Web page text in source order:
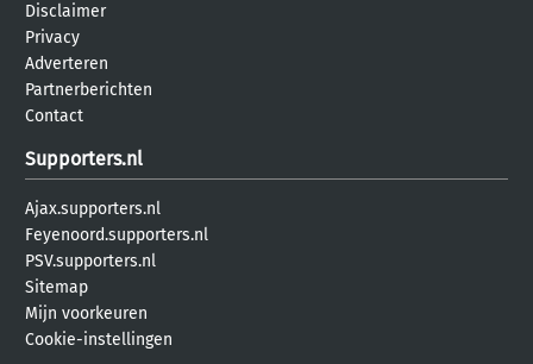
Disclaimer
Privacy
Adverteren
Partnerberichten
Contact
Supporters.nl
Ajax.supporters.nl
Feyenoord.supporters.nl
PSV.supporters.nl
Sitemap
Mijn voorkeuren
Cookie-instellingen